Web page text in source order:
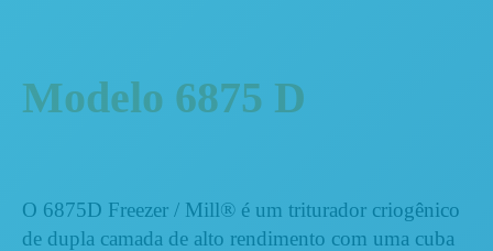
Modelo 6875 D
O 6875D Freezer / Mill® é um triturador criogênico
de dupla camada de alto rendimento com uma cuba